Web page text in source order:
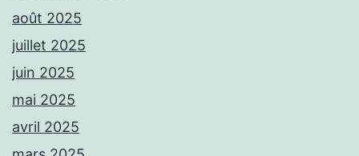
août 2025
juillet 2025
juin 2025
mai 2025
avril 2025